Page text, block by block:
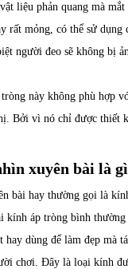
liệu phản quang mà
rất mỏng, có thể sử dụng
người đeo sẽ không bị
này không phù hợp
Bởi vì nó chỉ được thiết
xuyên bài là
bài hay thường gọi là
kính áp tròng bình thường
hay dùng để làm đẹp mà
chơi. Đây là loại kính